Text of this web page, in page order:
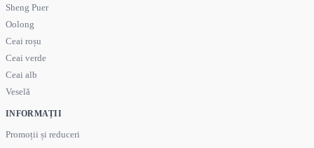
Sheng Puer
Oolong
Ceai roșu
Ceai verde
Ceai alb
Veselă
INFORMAȚII
Promoții și reduceri